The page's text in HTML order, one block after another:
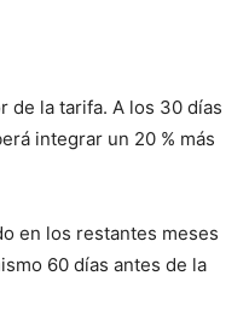
de la tarifa. A los 30 días
integrar un 20 % más
en los restantes meses
60 días antes de la